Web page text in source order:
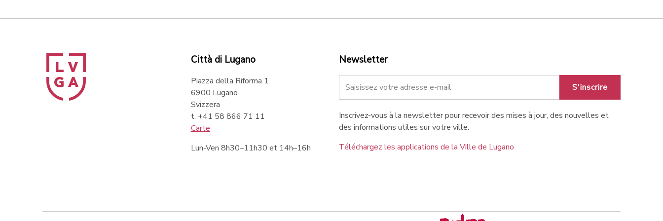
Città di Lugano
Piazza della Riforma 1
6900 Lugano
Svizzera
t. +41 58 866 71 11
Carte
Lun-Ven 8h30–11h30 et 14h–16h
Newsletter
S'inscrire
Inscrivez-vous à la newsletter pour recevoir des mises à jour, des nouvelles et
des informations utiles sur votre ville.
Téléchargez les applications de la Ville de Lugano